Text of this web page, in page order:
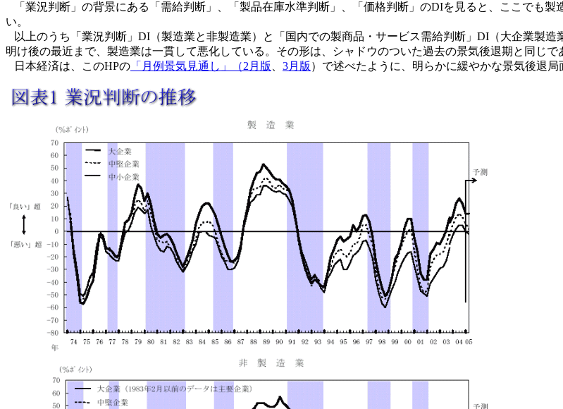
「業況判断」の背景にある「需給判断」、「製品在庫水準判断」、「価格判断」のDIを見ると、ここでも
い。
以上のうち「業況判断」DI（製造業と非製造業）と「国内での製商品・サービス需給判断」DI（大企業製
明け後の最近まで、製造業は一貫して悪化している。その形は、シャドウのついた過去の景気後退期と同じで
日本経済は、このHPの 「月例景気見通し」（2月版 3月版 ）で述べたように、明らかに緩やかな景気後退局